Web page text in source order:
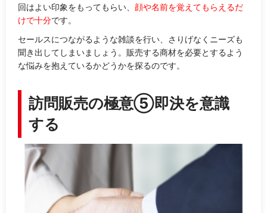
回はよい印象をもってもらい、 顔や名前を覚えてもらえるだ
けで十分です。
セールスにつながるような雑談を行い、さりげなくニーズも
聞き出してしまいましょう。販売する商材を必要とするよう
な悩みを抱えているかどうかを探るのです。
訪問販売の極意⑤即決を意識
する